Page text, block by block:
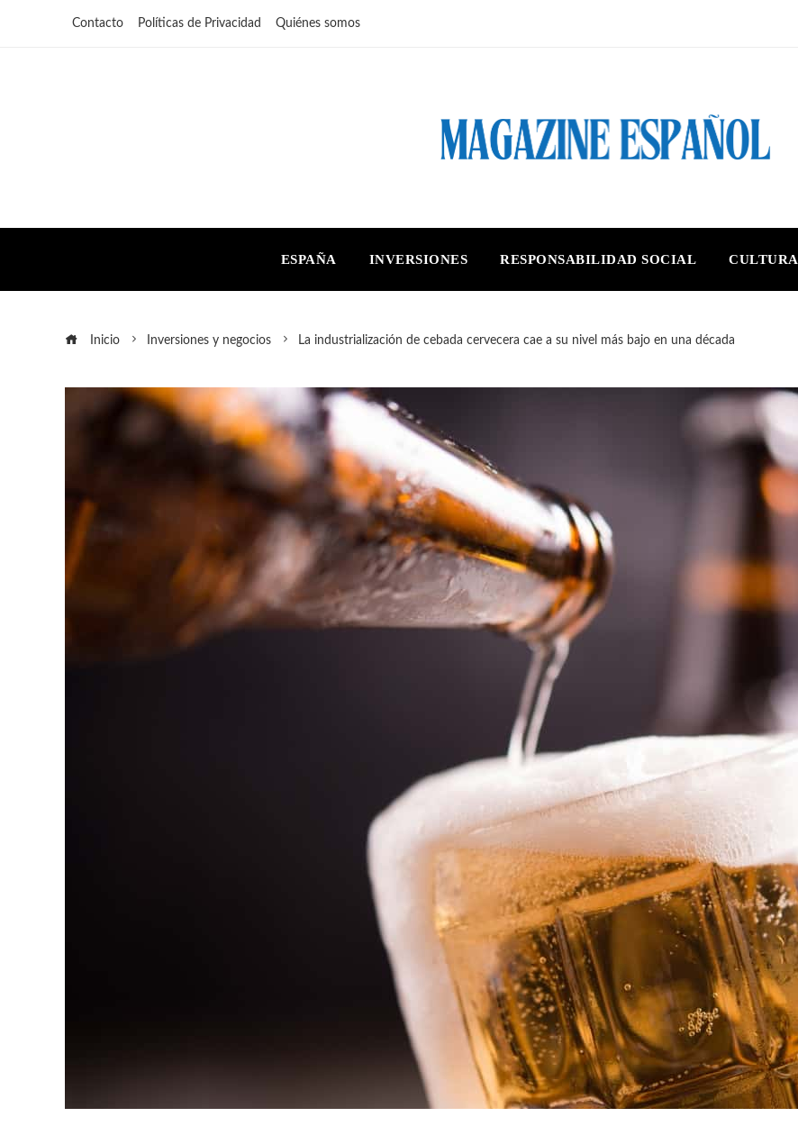
Contacto Políticas de Privacidad Quiénes somos
ESPAÑA INVERSIONES RESPONSABILIDAD SOCIAL CULTURA
Inicio Inversiones y negocios La industrialización de cebada cervecera cae a su nivel más bajo en una década